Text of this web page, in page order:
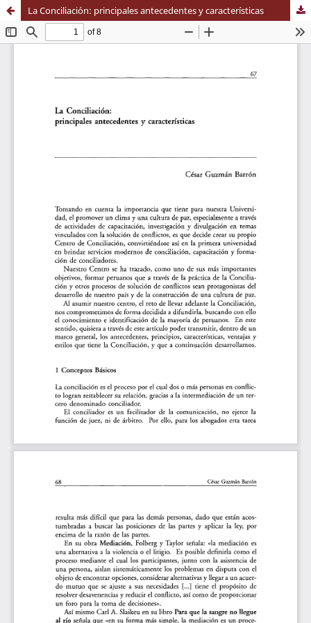
La Conciliación: principales antecedentes y características